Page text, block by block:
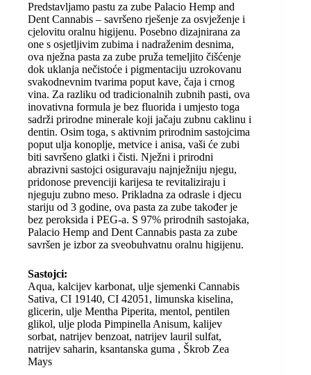
n
k
o
k
p
p
g
e
r
Predstavljamo pastu za zube Palacio Hemp and
Dent Cannabis – savršeno rješenje za osvježenje i
cjelovitu oralnu higijenu. Posebno dizajnirana za
one s osjetljivim zubima i nadraženim desnima,
ova nježna pasta za zube pruža temeljito čišćenje
dok uklanja nečistoće i pigmentaciju uzrokovanu
svakodnevnim tvarima poput kave, čaja i crnog
vina. Za razliku od tradicionalnih zubnih pasti, ova
inovativna formula je bez fluorida i umjesto toga
sadrži prirodne minerale koji jačaju zubnu caklinu i
dentin. Osim toga, s aktivnim prirodnim sastojcima
poput ulja konoplje, metvice i anisa, vaši će zubi
biti savršeno glatki i čisti. Nježni i prirodni
abrazivni sastojci osiguravaju najnježniju njegu,
pridonose prevenciji karijesa te revitaliziraju i
njeguju zubno meso. Prikladna za odrasle i djecu
stariju od 3 godine, ova pasta za zube također je
bez peroksida i PEG-a. S 97% prirodnih sastojaka,
Palacio Hemp and Dent Cannabis pasta za zube
savršen je izbor za sveobuhvatnu oralnu higijenu.
Sastojci:
Aqua, kalcijev karbonat, ulje sjemenki Cannabis
Sativa, CI 19140, CI 42051, limunska kiselina,
glicerin, ulje Mentha Piperita, mentol, pentilen
glikol, ulje ploda Pimpinella Anisum, kalijev
sorbat, natrijev benzoat, natrijev lauril sulfat,
natrijev saharin, ksantanska guma , Škrob Zea
Mays